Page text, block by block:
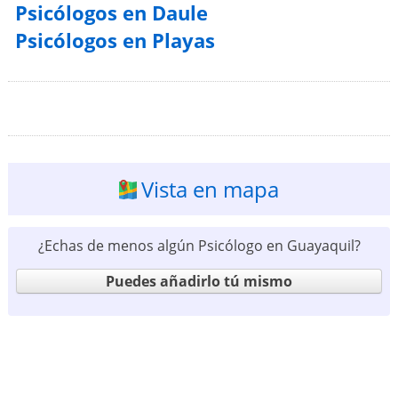
Psicólogos en Daule
Psicólogos en Playas
Vista en mapa
¿Echas de menos algún Psicólogo en Guayaquil?
Puedes añadirlo tú mismo